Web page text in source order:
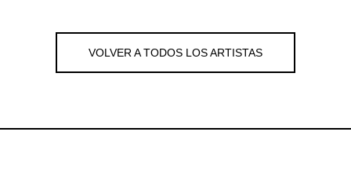
VOLVER A TODOS LOS ARTISTAS